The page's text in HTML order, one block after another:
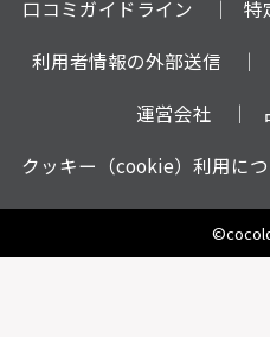
口コミガイドライン
特
利用者情報の外部送信
運営会社
クッキー（cookie）利用に